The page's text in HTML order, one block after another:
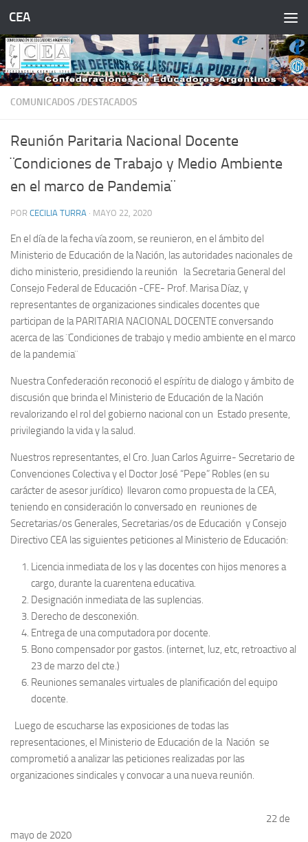
Saltar al contenido
CEA
COMUNICADOS /DESTACADOS
Reunión Paritaria Nacional Docente
¨Condiciones de Trabajo y Medio Ambiente
en el marco de Pandemia¨
POR CECILIA TURRA · MAYO 22, 2020
En el día de la fecha vía zoom, se reunieron, en el ámbito del
Ministerio de Educación de la Nación, las autoridades nacionales de
dicho ministerio, presidiendo la reunión la Secretaria General del
Consejo Federal de Educación -CFE- Prof. Marisa Díaz, y
representantes de organizaciones sindicales docentes que
participan de la PARITARIA NACIONAL DOCENTE conversando
acerca de las ¨Condiciones de trabajo y medio ambiente en el marco
de la pandemia¨
Nuestra Confederación reconoció el espíritu de dialogo y ámbito de
discusión que brinda el Ministerio de Educación de la Nación
revalorizando el rol del gobierno nacional con un Estado presente,
privilegiando la vida y la salud.
Nuestros representantes, el Cro. Juan Carlos Aguirre- Secretario de
Convenciones Colectiva y el Doctor José “Pepe” Robles (en su
carácter de asesor jurídico) llevaron como propuesta de la CEA,
teniendo en consideración lo conversado en reuniones de
Secretarias/os Generales, Secretarias/os de Educación y Consejo
Directivo CEA las siguientes peticiones al Ministerio de Educación:
Licencia inmediata de los y las docentes con hijos menores a
cargo, durante la cuarentena educativa.
Designación inmediata de las suplencias.
Derecho de desconexión.
Entrega de una computadora por docente.
Bono compensador por gastos. (internet, luz, etc, retroactivo al
23 de marzo del cte.)
Reuniones semanales virtuales de planificación del equipo
docente.
Luego de escucharse las exposiciones de todas las
representaciones, el Ministerio de Educación de la Nación se
comprometió a analizar las peticiones realizadas por las
organizaciones sindicales y convocar a una nueva reunión.
22 de
mayo de 2020